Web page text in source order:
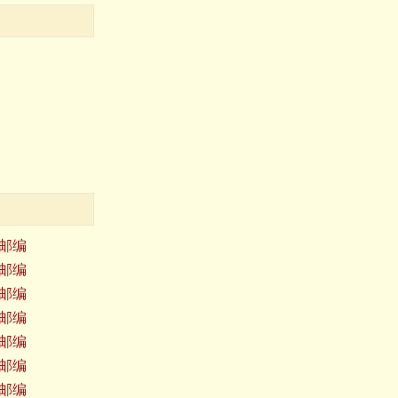
编
编
编
编
编
编
编